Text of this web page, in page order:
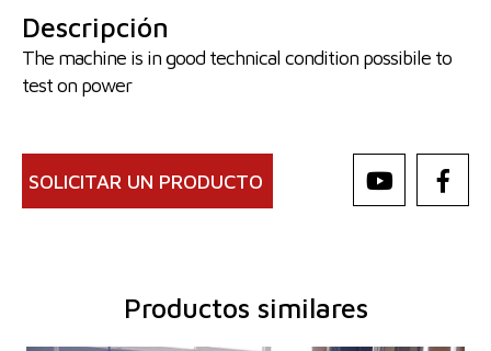
Descripción
The machine is in good technical condition possibile to
test on power
SOLICITAR UN PRODUCTO
Productos similares